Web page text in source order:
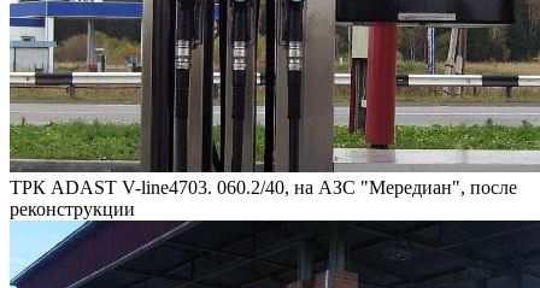
ТРК ADAST V-line4703. 060.2/40, на АЗС "Мередиан", после
реконструкции